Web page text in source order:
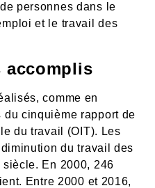
personnes dans le
et le travail des
accomplis
comme en
cinquième rapport de
du travail (OIT). Les
du travail des
En 2000, 246
Entre 2000 et 2016,